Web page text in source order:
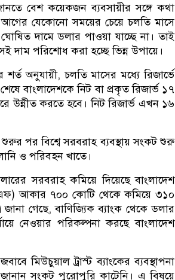
বেশ কয়েকজন ব্যবসায়ীর সঙ্গে কথা
আগের যেকোনো সময়ের চেয়ে চলতি মাসে
দামে ডলার পাওয়া যাচ্ছে না। তাই
দাম পরিশোধ করা হচ্ছে ভিন্ন উপায়ে।
অনুযায়ী, চলতি মাসের মধ্যে রিজার্ভে
বাংলাদেশকে নিট বা প্রকৃত রিজার্ভ ১৭
উন্নীত করতে হবে। নিট রিজার্ভ এখন ১৬
পর বিশ্বে সরবরাহ ব্যবস্থায় সংকট শুরু
ও পরিবহন খাতে।
সরবরাহ কমিয়ে দিয়েছে বাংলাদেশ
আকার ৭০০ কোটি থেকে কমিয়ে ৩১০
জানা গেছে, বাণিজ্যিক ব্যাংক থেকে ডলার
নেওয়ার পরিকল্পনা করছে বাংলাদেশ
মিউচুয়াল ট্রাস্ট ব্যাংকের ব্যবস্থাপনা
সংকট পুরোপুরি কাটেনি। এ বিষয়ে